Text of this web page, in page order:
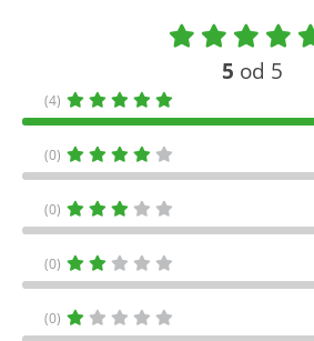
5 od 5
(4)
(0)
(0)
(0)
(0)